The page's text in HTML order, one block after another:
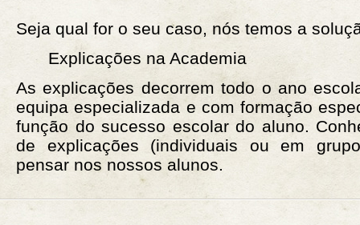
Seja qual for o seu caso, nós temos a
Explicações na Academia
As explicações decorrem todo o ano
equipa especializada e com formação
função do sucesso escolar do aluno.
de explicações (individuais ou em
pensar nos nossos alunos.